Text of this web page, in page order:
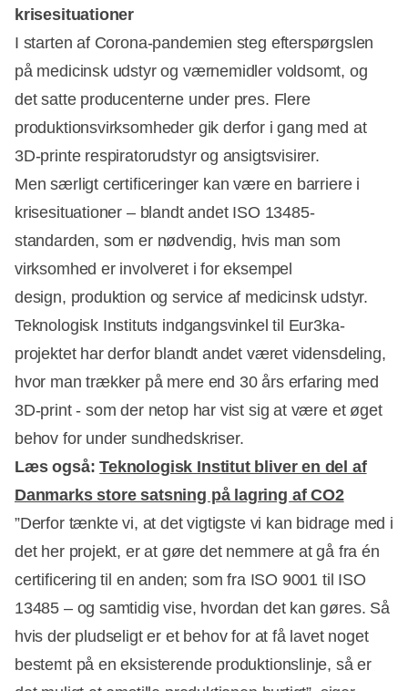
krisesituationer
I starten af Corona-pandemien steg efterspørgslen
på medicinsk udstyr og værnemidler voldsomt, og
det satte producenterne under pres. Flere
produktionsvirksomheder gik derfor i gang med at
3D-printe respiratorudstyr og ansigtsvisirer.
Men særligt certificeringer kan være en barriere i
krisesituationer – blandt andet ISO 13485-
standarden, som er nødvendig, hvis man som
virksomhed er involveret i for eksempel
design, produktion og service af medicinsk udstyr.
Teknologisk Instituts indgangsvinkel til Eur3ka-
projektet har derfor blandt andet været vidensdeling,
hvor man trækker på mere end 30 års erfaring med
3D-print - som der netop har vist sig at være et øget
behov for under sundhedskriser.
Læs også:Teknologisk Institut bliver en del af
Danmarks store satsning på lagring af CO2
”Derfor tænkte vi, at det vigtigste vi kan bidrage med i
det her projekt, er at gøre det nemmere at gå fra én
certificering til en anden; som fra ISO 9001 til ISO
13485 – og samtidig vise, hvordan det kan gøres. Så
hvis der pludseligt er et behov for at få lavet noget
bestemt på en eksisterende produktionslinje, så er